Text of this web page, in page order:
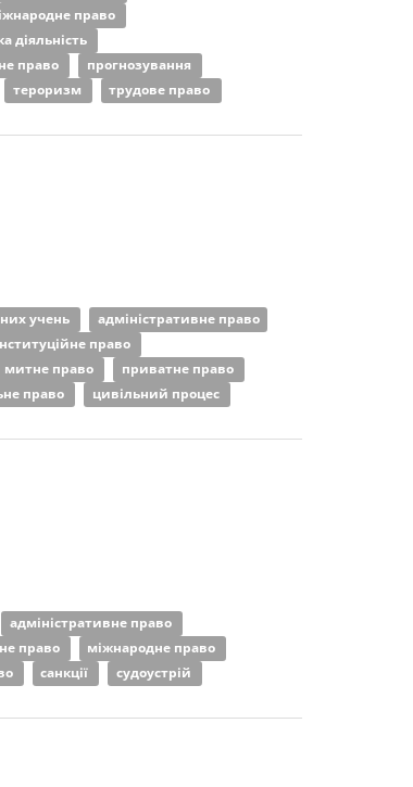
право
діяльність
право
прогнозування
тероризм
трудове право
учень
адміністративне право
право
митне право
приватне право
право
цивільний процес
адміністративне право
право
міжнародне право
санкції
судоустрій